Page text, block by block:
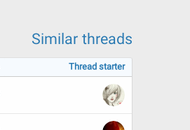
Similar threads
Thread starter